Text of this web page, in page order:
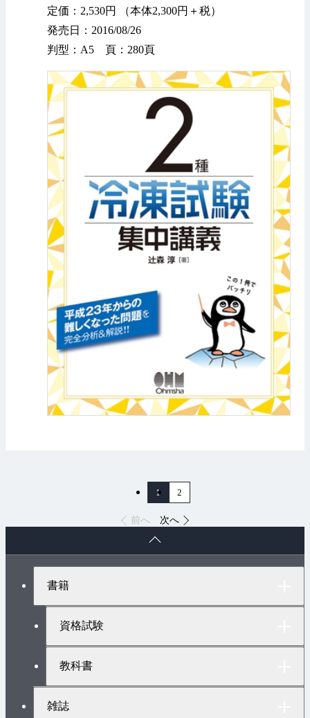
定価：2,530円 （本体2,300円＋税）
発売日：2016/08/26
判型：A5 頁：280頁
前へ
1 2
次へ
書籍
資格試験
教科書
雑誌